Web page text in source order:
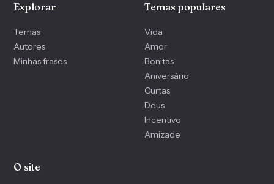
Explorar
Temas
Autores
Minhas frases
Temas populares
Vida
Amor
Bonitas
Aniversário
Curtas
Deus
Incentivo
Amizade
O site